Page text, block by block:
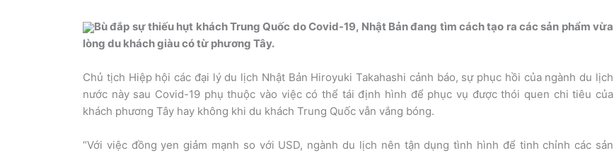
Bù đắp sự thiếu hụt khách Trung Quốc do Covid-19, Nhật Bản đang tìm cách tạo ra các sản phẩm vừa
lòng du khách giàu có từ phương Tây.
Chủ tịch Hiệp hội các đại lý du lịch Nhật Bản Hiroyuki Takahashi cảnh báo, sự phục hồi của ngành du lịch
nước này sau Covid-19 phụ thuộc vào việc có thể tái định hình để phục vụ được thói quen chi tiêu của
khách phương Tây hay không khi du khách Trung Quốc vẫn vắng bóng.
“Với việc đồng yen giảm mạnh so với USD, ngành du lịch nên tận dụng tình hình để tinh chỉnh các sản